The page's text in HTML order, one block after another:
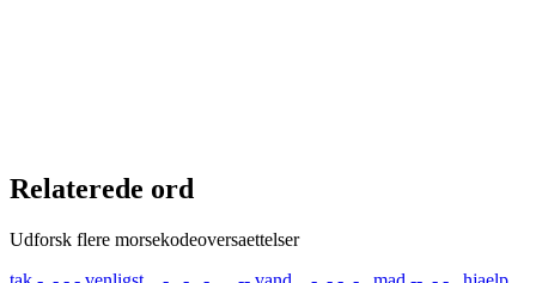
Relaterede ord
Udforsk flere morsekodeoversaettelser